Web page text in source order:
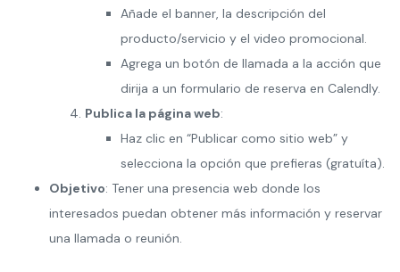
Añade el banner, la descripción del
producto/servicio y el video promocional.
Agrega un botón de llamada a la acción que
dirija a un formulario de reserva en Calendly.
Publica la página web:
Haz clic en “Publicar como sitio web” y
selecciona la opción que prefieras (gratuíta).
Objetivo: Tener una presencia web donde los
interesados puedan obtener más información y reservar
una llamada o reunión.